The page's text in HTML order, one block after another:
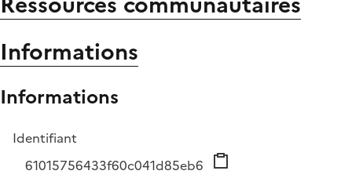
Informations
Informations
Identifiant
61015756433f60c041d85eb6